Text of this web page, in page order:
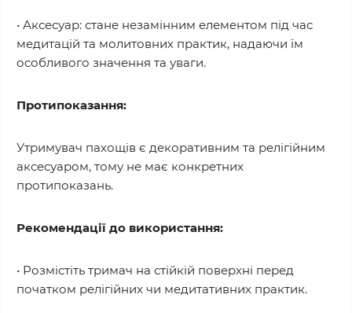
• Аксесуар: стане незамінним елементом під час
медитацій та молитовних практик, надаючи їм
особливого значення та уваги.
Протипоказання:
Утримувач пахощів є декоративним та релігійним
аксесуаром, тому не має конкретних
протипоказань.
Рекомендації до використання:
• Розмістіть тримач на стійкій поверхні перед
початком релігійних чи медитативних практик.